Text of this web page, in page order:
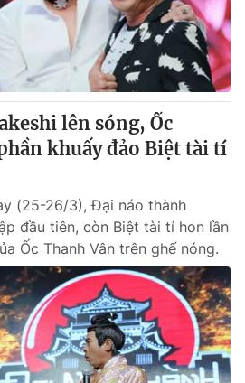
lên sóng, Ốc
khuấy đảo Biệt tài tí
(25-26/3), Đại náo thành
đầu tiên, còn Biệt tài tí hon lần
Ốc Thanh Vân trên ghế nóng.